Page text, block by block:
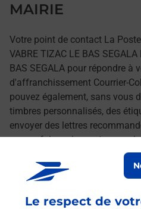
Le respect de
MAIRIE
Votre point de contact La
VABRE TIZAC LE BAS
BAS SEGALA pour répondre à
d'affranchissement Courrier-
pouvez également, sans vous
timbres personnalisés, des
envoyer des lettres
encore faire suivre votre
Le tout quand vous voulez, où
La